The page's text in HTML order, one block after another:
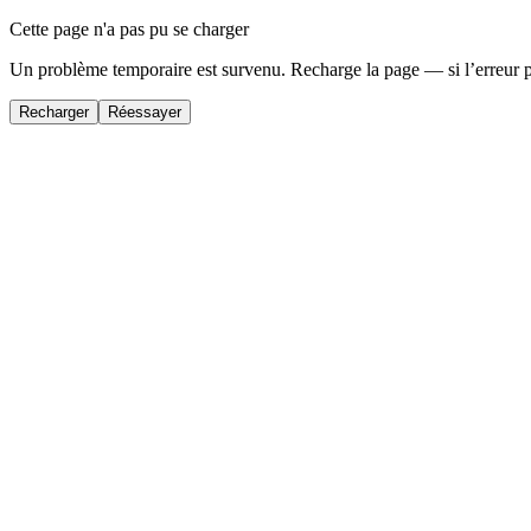
Cette page n'a pas pu se charger
Un problème temporaire est survenu. Recharge la page — si
Recharger Réessayer